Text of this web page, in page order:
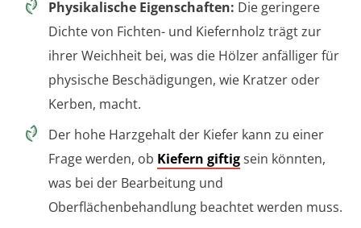
Physikalische Eigenschaften: Die geringere
Dichte von Fichten- und Kiefernholz trägt zur
ihrer Weichheit bei, was die Hölzer anfälliger für
physische Beschädigungen, wie Kratzer oder
Kerben, macht.
Der hohe Harzgehalt der Kiefer kann zu einer
Frage werden, ob Kiefern giftigsein könnten,
was bei der Bearbeitung und
Oberflächenbehandlung beachtet werden muss.